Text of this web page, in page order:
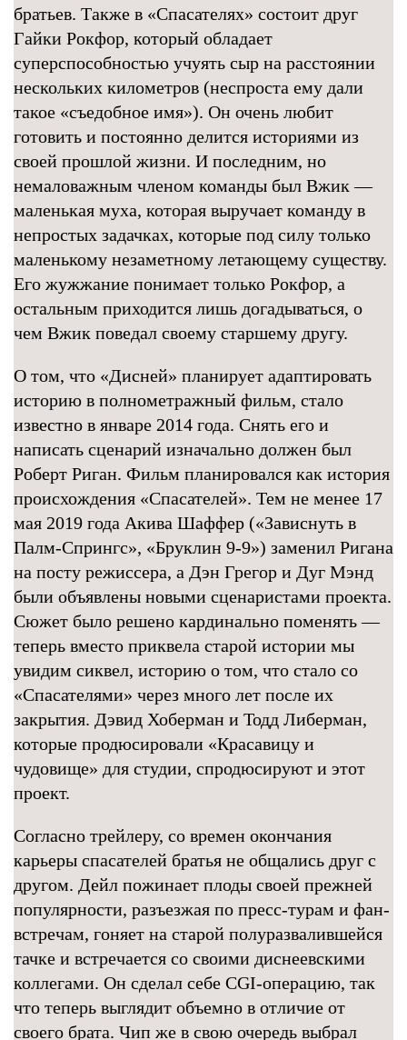
братьев. Также в «Спасателях» состоит друг
Гайки Рокфор, который обладает
суперспособностью учуять сыр на расстоянии
нескольких километров (неспроста ему дали
такое «съедобное имя»). Он очень любит
готовить и постоянно делится историями из
своей прошлой жизни. И последним, но
немаловажным членом команды был Вжик —
маленькая муха, которая выручает команду в
непростых задачках, которые под силу только
маленькому незаметному летающему существу.
Его жужжание понимает только Рокфор, а
остальным приходится лишь догадываться, о
чем Вжик поведал своему старшему другу.
О том, что «Дисней» планирует адаптировать
историю в полнометражный фильм, стало
известно в январе 2014 года. Снять его и
написать сценарий изначально должен был
Роберт Риган. Фильм планировался как история
происхождения «Спасателей». Тем не менее 17
мая 2019 года Акива Шаффер («Зависнуть в
Палм-Спрингс», «Бруклин 9-9») заменил Ригана
на посту режиссера, а Дэн Грегор и Дуг Мэнд
были объявлены новыми сценаристами проекта.
Сюжет было решено кардинально поменять —
теперь вместо приквела старой истории мы
увидим сиквел, историю о том, что стало со
«Спасателями» через много лет после их
закрытия. Дэвид Хоберман и Тодд Либерман,
которые продюсировали «Красавицу и
чудовище» для студии, спродюсируют и этот
проект.
Согласно трейлеру, со времен окончания
карьеры спасателей братья не общались друг с
другом. Дейл пожинает плоды своей прежней
популярности, разъезжая по пресс-турам и фан-
встречам, гоняет на старой полуразвалившейся
тачке и встречается со своими диснеевскими
коллегами. Он сделал себе CGI-операцию, так
что теперь выглядит объемно в отличие от
своего брата. Чип же в свою очередь выбрал